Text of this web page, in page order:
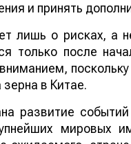
и принять
лишь о рисках, а
только после
в Китае.
развитие
мировых